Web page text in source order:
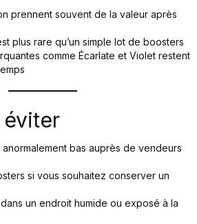
prennent souvent de la valeur après
plus rare qu’un simple lot de boosters
comme Écarlate et Violet restent
éviter
bas auprès de vendeurs
si vous souhaitez conserver un
un endroit humide ou exposé à la